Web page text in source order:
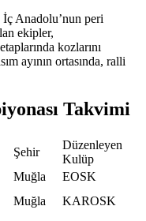
İç Anadolu’nun peri
ekipler,
etaplarında kozlarını
ayının ortasında, ralli
Takvimi
Şehir
Düzenleyen
Kulüp
Muğla
EOSK
Muğla
KAROSK